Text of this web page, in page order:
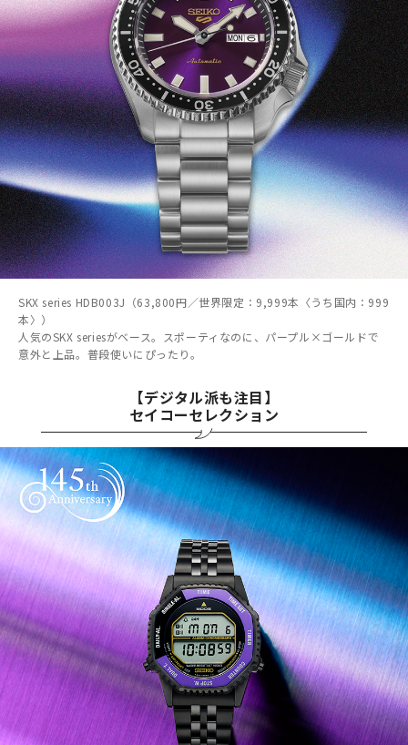
SKX series HDB003J（63,800円／世界限定：9,999本〈うち国内：999
本〉）
人気のSKX seriesがベース。スポーティなのに、パープル×ゴールドで
意外と上品。普段使いにぴったり。
【デジタル派も注目】
セイコーセレクション